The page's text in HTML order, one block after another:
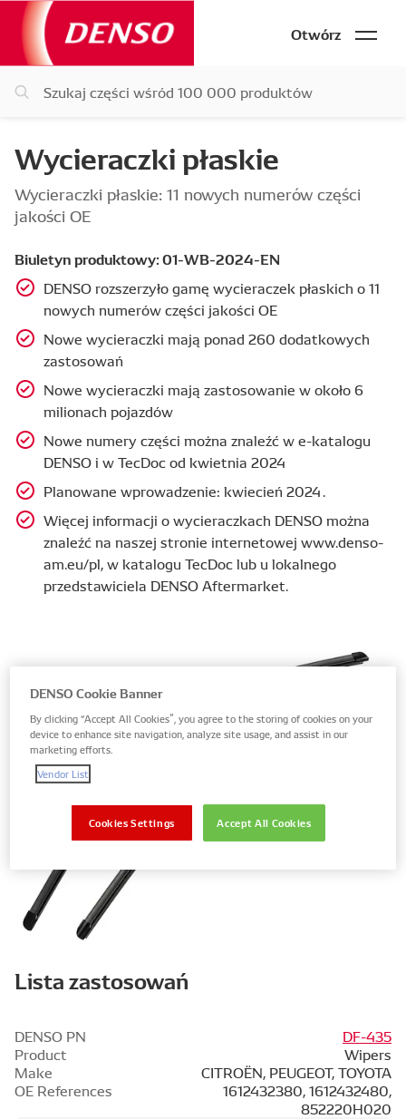
Otwórz
Wycieraczki płaskie
Wycieraczki płaskie: 11 nowych numerów części
jakości OE
Biuletyn produktowy: 01-WB-2024-EN
DENSO rozszerzyło gamę wycieraczek płaskich o 11
nowych numerów części jakości OE
Nowe wycieraczki mają ponad 260 dodatkowych
zastosowań
Nowe wycieraczki mają zastosowanie w około 6
milionach pojazdów
Nowe numery części można znaleźć w e-katalogu
DENSO i w TecDoc od kwietnia 2024
Planowane wprowadzenie: kwiecień 2024 .
Więcej informacji o wycieraczkach DENSO można
znaleźć na naszej stronie internetowej www.denso-
am.eu/pl, w katalogu TecDoc lub u lokalnego
przedstawiciela DENSO Aftermarket.
Lista zastosowań
DENSO PN
DF-435
Product
Wipers
Make
CITROËN, PEUGEOT, TOYOTA
OE References
1612432380, 1612432480,
852220H020
DENSO Cookie Banner
By clicking “Accept All Cookies”, you agree to the storing of cookies on your
device to enhance site navigation, analyze site usage, and assist in our
marketing efforts.
Vendor List
Accept All Cookies
Cookies Settings